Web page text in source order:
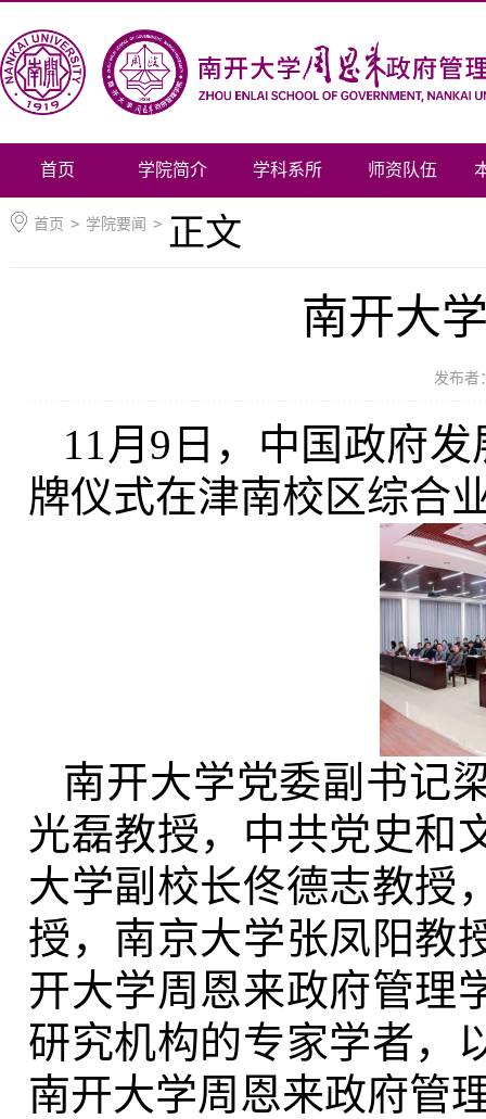
首页 学院简介 学科系所 师资队伍
首页 > 学院要闻 > 正文
南开大
发布者
11月9日，中国政府
牌仪式在津南校区综合
南开大学党委副书记
光磊教授，中共党史和
大学副校长佟德志教授
授，南京大学张凤阳教
开大学周恩来政府管理
研究机构的专家学者，
南开大学周恩来政府管